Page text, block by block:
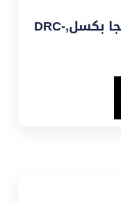
كاميرا بوابة كوماكس 2 ميجا بكسل,DRC-